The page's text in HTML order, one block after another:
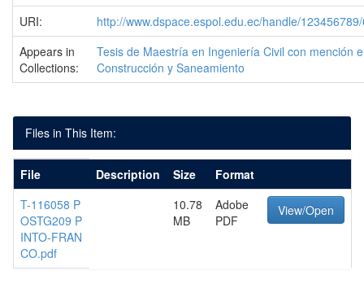
URI:
http://www.dspace.espol.edu.ec/handle/
Appears in
Collections:
Tesis de Maestría en Ingeniería Civil con mención
Construcción y Saneamiento
Files in This Item:
File Description Size
Format
T-116058 P
OSTG209 P
INTO-FRAN
CO.pdf
10.78
MB
Adobe
PDF
View/Open